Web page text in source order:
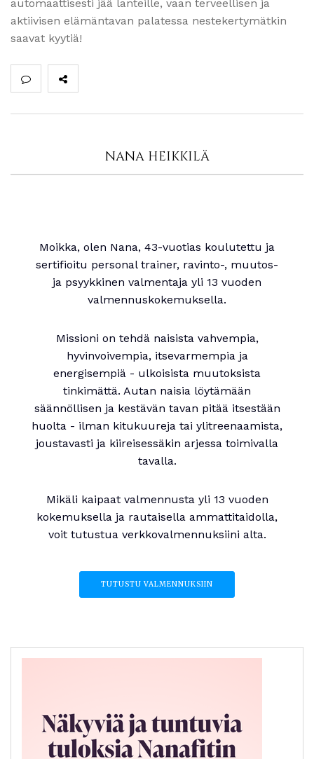
automaattisesti jää lanteille, vaan terveellisen ja
aktiivisen elämäntavan palatessa nestekertymätkin
saavat kyytiä!
NANA HEIKKILÄ
Moikka, olen Nana, 43-vuotias koulutettu ja
sertifioitu personal trainer, ravinto-, muutos-
ja psyykkinen valmentaja yli 13 vuoden
valmennuskokemuksella.
Missioni on tehdä naisista vahvempia,
hyvinvoivempia, itsevarmempia ja
energisempiä - ulkoisista muutoksista
tinkimättä. Autan naisia löytämään
säännöllisen ja kestävän tavan pitää itsestään
huolta - ilman kitukuureja tai ylitreenaamista,
joustavasti ja kiireisessäkin arjessa toimivalla
tavalla.
Mikäli kaipaat valmennusta yli 13 vuoden
kokemuksella ja rautaisella ammattitaidolla,
voit tutustua verkkovalmennuksiini alta.
TUTUSTU VALMENNUKSIIN